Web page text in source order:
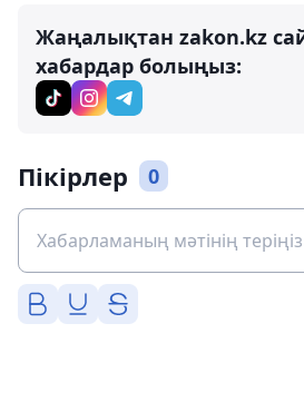
Жаңалықтан zakon.kz
хабардар болыңыз:
Пікірлер 0